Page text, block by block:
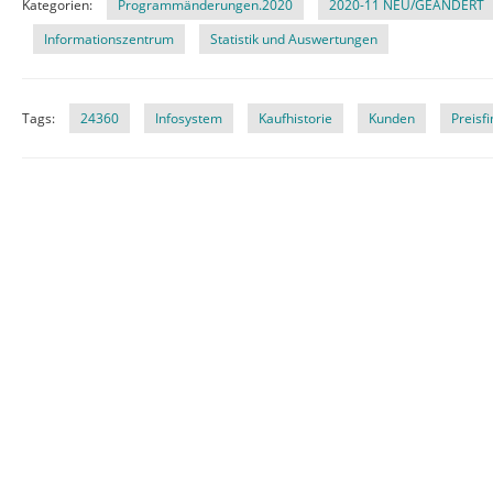
Kategorien: Programmänderungen.2020 2020-11 NEU/GEÄNDERT
Informationszentrum
Statistik und Auswertungen
Tags: 24360 Infosystem Kaufhistorie Kunden